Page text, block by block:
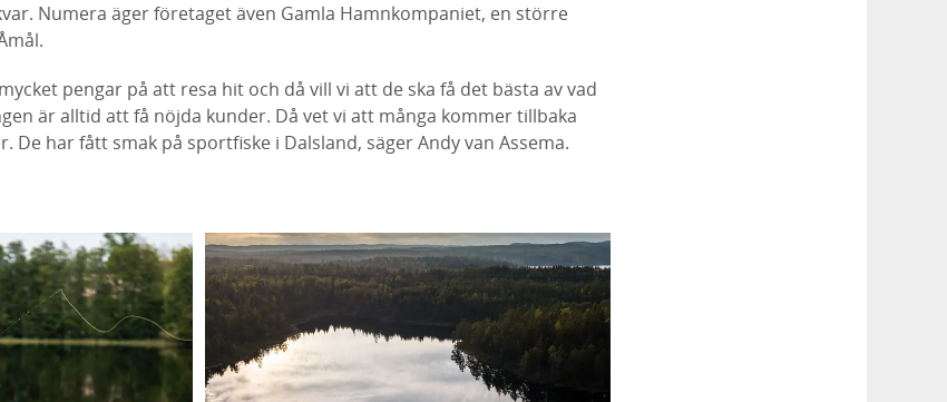
Numera äger företaget även Gamla Hamnkompaniet, en större
pengar på att resa hit och då vill vi att de ska få det bästa av vad
är alltid att få nöjda kunder. Då vet vi att många kommer tillbaka
De har fått smak på sportfiske i Dalsland, säger Andy van Assema.